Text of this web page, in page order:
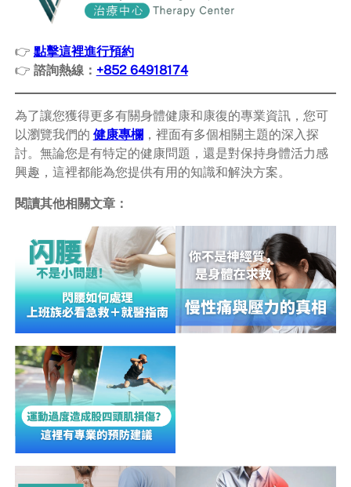
👉 點擊這裡進行預約
👉 諮詢熱線： +852 64918174
為了讓您獲得更多有關身體健康和康復的專業資訊，您可
以瀏覽我們的 健康專欄 ，裡面有多個相關主題的深入探
討。無論您是有特定的健康問題，還是對保持身體活力感
興趣，這裡都能為您提供有用的知識和解決方案。
閱讀其他相關文章：